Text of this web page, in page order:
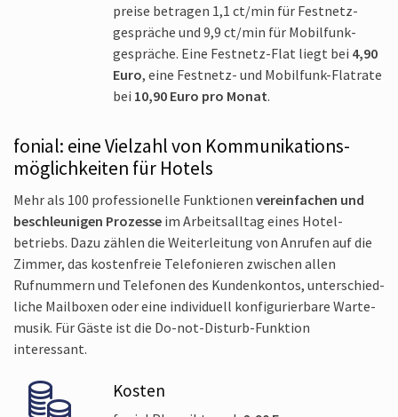
preise betragen 1,1 ct/min für Festnetz­
gespräche und 9,9 ct/min für Mobilfunk­
gespräche. Eine Festnetz-Flat liegt bei 4,90
Euro, eine Festnetz- und Mobil­funk-Flatrate
bei 10,90 Euro pro Monat.
fonial: eine Vielzahl von Kommunikations­
möglichkeiten für Hotels
Mehr als 100 professionelle Funktionen verein­fachen und
beschleunigen Prozesse im Arbeits­alltag eines Hotel­
betriebs. Dazu zählen die Weiter­leitung von Anrufen auf die
Zimmer, das kosten­freie Telefonieren zwischen allen
Rufnummern und Telefonen des Kundenkontos, unterschied­
liche Mail­boxen oder eine individuell konfigurierbare Warte­
musik. Für Gäste ist die Do-not-Disturb-Funktion
interessant.
Kosten